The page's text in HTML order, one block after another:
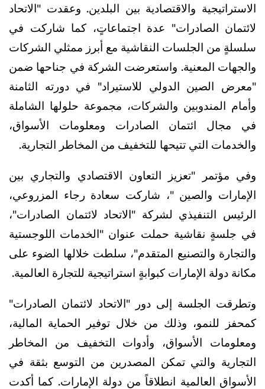
الاستراتيجية والاقتصادية بين البلدين. وعقدت "الاتحاد
لائتمان الصادرات" عدة اجتماعاتٍ، كما شاركت في
سلسلةٍ من الجلسات النقاشية مع أبرز ممثلي الشركات
والجهات المعنية. واستعرضت الشركة في جناحها ضمن
"معرض الصين الدولي للاستيراد" في دورته الثامنة
وأمام المندوبين والشركات، مجموعة حلولها الشاملة
في مجال ائتمان الصادرات ومعلومات الأسواق،
والخدمات التي تتيحها للتخفيف من المخاطر التجارية.
وفي مؤتمر "تعزيز التعاون الاقتصادي والتجاري بين
الإمارات والصين "، شاركت سعادة رجاء المزروعي،
الرئيس التنفيذي لشركة "الاتحاد لائتمان الصادرات"،
في جلسةٍ نقاشية حملت عنوان "الخدمات اللوجستية
والتجارة والتصنيع المتقدم"، سلطت خلالها الضوء على
مكانة دولة الإمارات كبوابةٍ استراتيجية للتجارة العالمية.
وتطرقت الجلسة إلى دور "الاتحاد لائتمان الصادرات"
كمحفز للنمو، وذلك من خلال توفير الحماية المالية،
ومعلومات الأسواق، وأدوات التخفيف من المخاطر
التجارية والتي تمكن المصدرين من التوسع بثقة في
الأسواق العالمية انطلاقاً من دولة الإمارات. كما أكدت